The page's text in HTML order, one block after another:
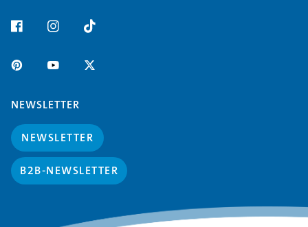
NEWSLETTER
NEWSLETTER
B2B-NEWSLETTER